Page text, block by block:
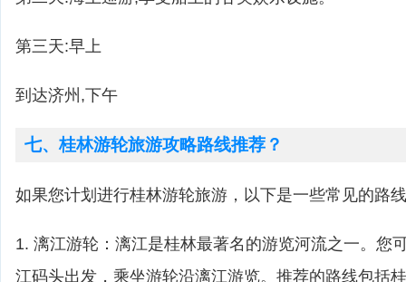
第三天:早上
到达济州,下午
七、桂林游轮旅游攻略路线推荐？
如果您计划进行桂林游轮旅游，以下是一些常见的路
1. 漓江游轮：漓江是桂林最著名的游览河流之一。您
江码头出发，乘坐游轮沿漓江游览。推荐的路线包括